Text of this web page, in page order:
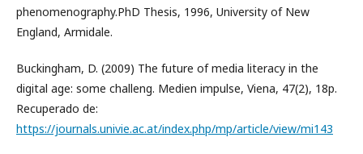
phenomenography.PhD Thesis, 1996, University of New
England, Armidale.
Buckingham, D. (2009) The future of media literacy in the
digital age: some challeng. Medien impulse, Viena, 47(2), 18p.
Recuperado de:
https://journals.univie.ac.at/index.php/mp/article/view/mi143